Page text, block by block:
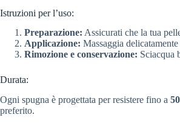
Istruzioni per l’uso:
Preparazione: Assicurati che la tua
Applicazione: Massaggia
Rimozione e conservazione: Sciacqua
Durata:
Ogni spugna è progettata per resistere fino a
preferito.